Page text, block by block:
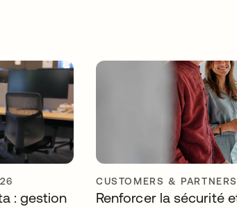
: gestion
CUSTOMERS & PARTNERS
Renforcer la sécurité